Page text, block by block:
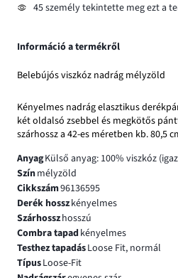
45 személy tekintette meg ezt a
Információ a termékről
Belebújós viszkóz nadrág mélyzöld
Kényelmes nadrág elasztikus
két oldalsó zsebbel és megkötős
szárhossz a 42-es méretben kb. 80,5
AnyagKülső anyag: 100% viszkóz
Színmélyzöld
Cikkszám96136595
Derék hosszkényelmes
Szárhosszhosszú
Combra tapadkényelmes
Testhez tapadásLoose Fit, normál
TípusLoose-Fit